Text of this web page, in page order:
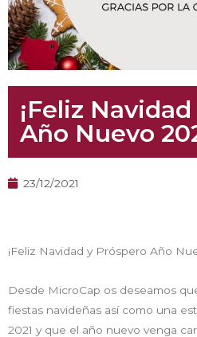
¡Feliz
Año Nuevo
23/12/2021
¡Feliz Navidad y Próspero Año
Desde MicroCap os deseamos
fiestas navideñas así como una
2021 y que el año nuevo venga